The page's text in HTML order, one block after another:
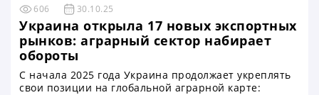
606 30.10.25
Украина открыла 17 новых экспортных
рынков: аграрный сектор набирает
обороты
С начала 2025 года Украина продолжает укреплять
свои позиции на глобальной аграрной карте: